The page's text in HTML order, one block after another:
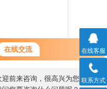
在线交流
迎前来咨询，很高兴为您
需人工操作
在线客服
联系方式